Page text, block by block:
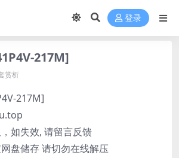
登录
217M]
赏析
217M]
如失效, 请留言反馈
盘储存 请切勿在线解压